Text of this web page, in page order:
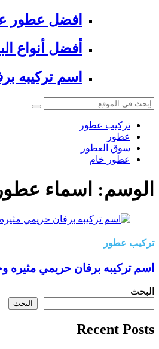
افضل عطور
أفضل أنواع
اسم تركيبه
تركيب عطور
عطور
سوق العطور
عطور خام
الوسم: اسماء
تركيب عطور
اسم تركيبه برفان حريمي مثيره
البحث
البحث
Recent Posts